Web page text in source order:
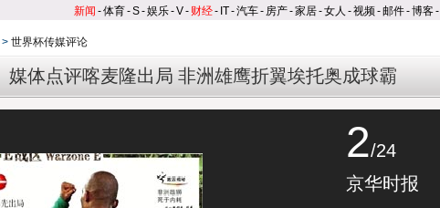
新闻 -体育-S-娱乐-V- 财经- IT-汽车- 房产-家居-女人 -视频-邮件-博客-
> 世界杯传媒评论
媒体点评喀麦隆出局 非洲雄鹰折翼埃托奥成球霸
2/24
京华时报